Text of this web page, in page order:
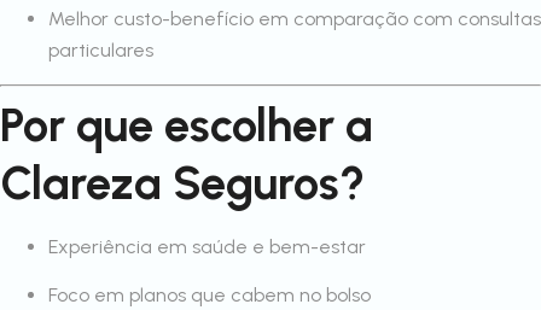
Melhor custo-benefício em comparação com consultas
particulares
Por que escolher a
Clareza Seguros?
Experiência em saúde e bem-estar
Foco em planos que cabem no bolso